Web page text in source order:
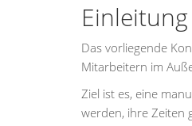
Einleitung
Das vorliegende
Mitarbeitern im
Ziel ist es, eine
werden, ihre Zeiten